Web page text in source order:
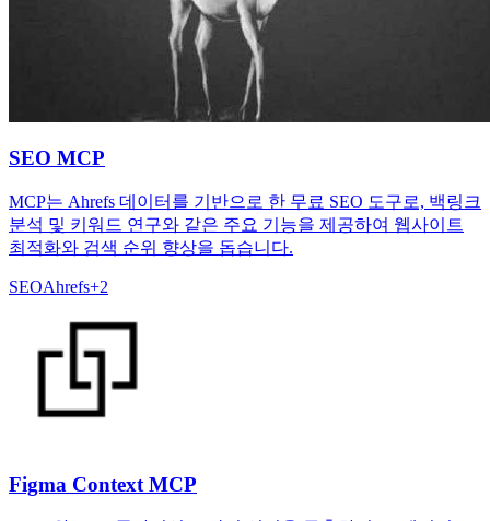
SEO MCP
MCP는 Ahrefs 데이터를 기반으로 한 무료 SEO 도구로, 백링크
분석 및 키워드 연구와 같은 주요 기능을 제공하여 웹사이트
최적화와 검색 순위 향상을 돕습니다.
SEOAhrefs+2
Figma Context MCP